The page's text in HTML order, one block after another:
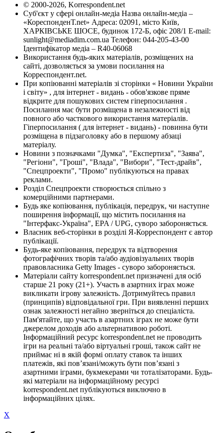
© 2000-2026, Korrespondent.net
Суб'єкт у сфері онлайн-медіа Назва онлайн-медіа –
«КореспонденТ.net» Адреса: 02091, місто Київ,
ХАРКІВСЬКЕ ШОСЕ, будинок 172-Б, офіс 208/1 E-mail:
sunlight@mediadim.com.ua Телефон: 044-205-43-00
Ідентифікатор медіа – R40-06068
Використання будь-яких матеріалів, розміщених на
сайті, дозволяється за умови посилання на
Корреспондент.net.
При копіюванні матеріалів зі сторінки « Новини України
і світу» , для інтернет - видань - обов'язкове пряме
відкрите для пошукових систем гіперпосилання .
Посилання має бути розміщена в незалежності від
повного або часткового використання матеріалів.
Гіперпосилання ( для інтернет - видань) - повинна бути
розміщена в підзаголовку або в першому абзаці
матеріалу.
Новини з позначками "Думка", "Експертиза", "Заява",
"Регіони", "Гроші", "Влада", "Вибори", "Тест-драйв",
"Спецпроекти", "Промо" публікуються на правах
реклами.
Розділ Спецпроекти створюється спільно з
комерційними партнерами.
Будь яке копіювання, публікація, передрук, чи наступне
поширення інформації, що містить посилання на
"Інтерфакс-Україна", EPA / UPG, суворо забороняється.
Власник веб-сторінки в розділі Я-Корреспондент є автор
публікації.
Будь-яке копіювання, передрук та відтворення
фотографічних творів та/або аудіовізуальних творів
правовласника Getty Images - суворо забороняється.
Матеріали сайту korrespondent.net призначені для осіб
старше 21 року (21+). Участь в азартних іграх може
викликати ігрову залежність. Дотримуйтесь правил
(принципів) відповідальної гри. При виявленні перших
ознак залежності негайно зверніться до спеціаліста.
Пам'ятайте, що участь в азартних іграх не може бути
джерелом доходів або альтернативою роботі.
Інформаційний ресурс korrespondent.net не проводить
ігри на реальні та/або віртуальні гроші, також сайт не
приймає ні в якій формі оплату ставок та інших
платежів, які пов’язані/можуть бути пов’язані з
азартними іграми, букмекерами чи тоталізаторами. Будь-
які матеріали на інформаційному ресурсі
korrespondent.net публікуються виключно в
інформаційних цілях.
X